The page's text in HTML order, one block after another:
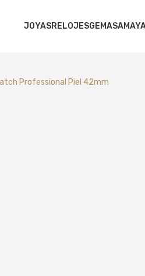
JOYASRELOJESGEMAS